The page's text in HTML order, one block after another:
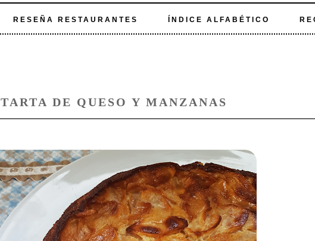
RESEÑA RESTAURANTES ÍNDICE ALFABÉTICO
TARTA DE QUESO Y MANZANAS